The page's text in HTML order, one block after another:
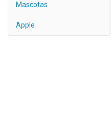
Mascotas
Apple